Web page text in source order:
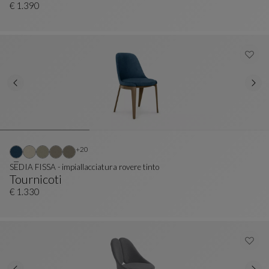
Sedia
Vedi La Descrizione Completa
€ 1.390
Tournicoti
SEDIA FISSA - Impiallacciatura Rovere Tinto
Vedi La Descrizione Completa
SEDIA FISSA - impiallacciatura rovere tinto
€ 1.330
+20Altri colori : 20 colori disponibili